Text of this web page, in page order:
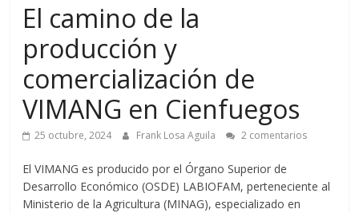
El camino de la
producción y
comercialización de
VIMANG en Cienfuegos
25 octubre, 2024 Frank Losa Aguila 2 comentarios
El VIMANG es producido por el Órgano Superior de
Desarrollo Económico (OSDE) LABIOFAM, perteneciente al
Ministerio de la Agricultura (MINAG), especializado en